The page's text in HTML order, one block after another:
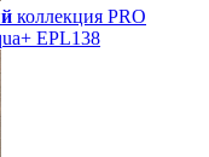
коллекция PRO
EPL138